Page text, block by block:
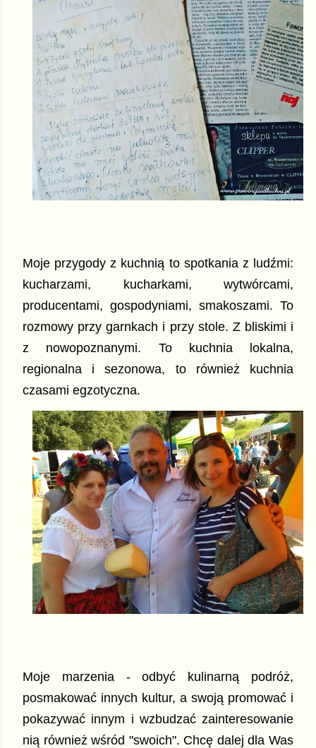
Moje przygody z kuchnią to spotkania z ludźmi:
kucharzami, kucharkami, wytwórcami,
producentami, gospodyniami, smakoszami. To
rozmowy przy garnkach i przy stole. Z bliskimi i
z nowopoznanymi. To kuchnia lokalna,
regionalna i sezonowa, to również kuchnia
czasami egzotyczna.
Moje marzenia - odbyć kulinarną podróż,
posmakować innych kultur, a swoją promować i
pokazywać innym i wzbudzać zainteresowanie
nią również wśród "swoich". Chcę dalej dla Was